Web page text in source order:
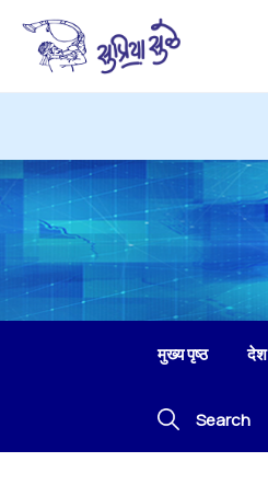
मुख्य पृष्ठ देश
Search